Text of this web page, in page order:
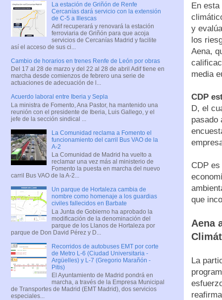
En
y
los
Aena,
media
CDP
D, el
pasado
CDP
que
Aena
La
La estación de Griñón de Renfe
Cercanías dará servicio con la extensión
de C-5 a Illescas
Adif recuperará y renovará la estación
ferroviaria de Griñón para que acoja
servicios de Cercanías Madrid y facilite
así el acceso de sus ci...
Cambio de horarios en trenes Renfe de León por obras
Del 17 al 28 de marzo y del 22 al 28 de abril Adif tiene en
marcha desde comienzos de febrero una serie de
actuaciones de adecuación de l...
Acuerdo laboral entre Iberia y Sepla
La ministra de Fomento, Ana Pastor, ha mantenido una
reunión con el presidente de Iberia, Luis Gallego, y el
jefe de la sección sindical ...
La Comunidad reclama a Fomento el
funcionamiento del carril Bus VAO de la
A-2
La Comunidad de Madrid ha vuelto a
reclamar una vez más al ministerio de
Fomento la puesta en marcha del nuevo
carril Bus VAO de la A-2...
Un parque de Hortaleza cambia de
nombre como homenaje a los guardias
civiles fallecidos en Barbate
La Junta de Gobierno ha aprobado la
modificación de la denominación del
parque de los Llanos de Hortaleza por
parque de Don David Pérez y D...
Recorridos de autobuses EMT por corte
de Metro L-6 (Ciudad Universitaria -
Argüelles) y L-7 (Gregorio Marañón -
Pitis)
El Ayuntamiento de Madrid pondrá en
marcha, a través de la Empresa Municipal
de Transportes de Madrid (EMT Madrid), dos servicios
especiales...